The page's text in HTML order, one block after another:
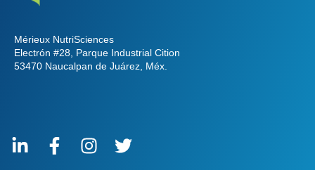
Mérieux NutriSciences
Electrón #28, Parque Industrial Cition
53470 Naucalpan de Juárez, Méx.